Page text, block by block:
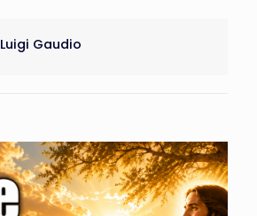
Luigi Gaudio